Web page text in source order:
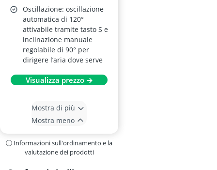
Oscillazione: oscillazione
automatica di 120°
attivabile tramite tasto S e
inclinazione manuale
regolabile di 90° per
dirigere l’aria dove serve
Visualizza prezzo →
Mostra di più
Mostra meno
ⓘ Informazioni sull'ordinamento e la
valutazione dei prodotti